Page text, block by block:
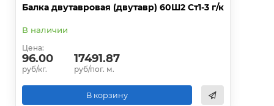
Балка двутавровая (двутавр) 60Ш2 Ст1-3 г/к
В наличии
Цена:
96.00
руб/кг.
17491.87
руб/пог. м.
В корзину